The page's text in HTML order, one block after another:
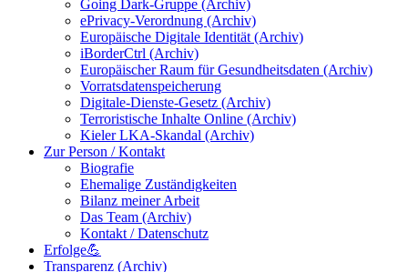
Going Dark-Gruppe (Archiv)
ePrivacy-Verordnung (Archiv)
Europäische Digitale Identität (Archiv)
iBorderCtrl (Archiv)
Europäischer Raum für Gesundheitsdaten (Archiv)
Vorratsdatenspeicherung
Digitale-Dienste-Gesetz (Archiv)
Terroristische Inhalte Online (Archiv)
Kieler LKA-Skandal (Archiv)
Zur Person / Kontakt
Biografie
Ehemalige Zuständigkeiten
Bilanz meiner Arbeit
Das Team (Archiv)
Kontakt / Datenschutz
Erfolge💪
Transparenz (Archiv)